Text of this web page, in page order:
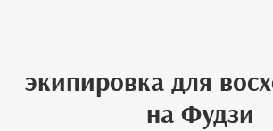
экипировка для
на Фудзи